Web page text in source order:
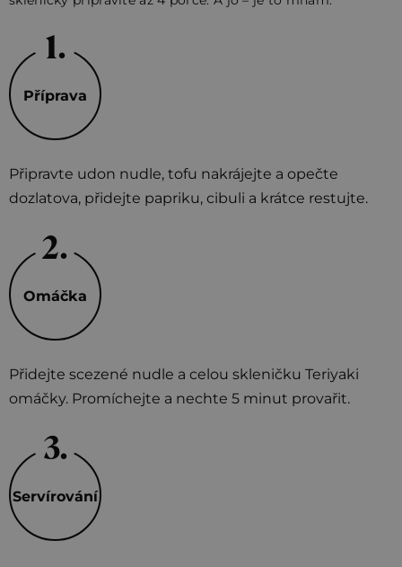
Příprava
Připravte udon nudle, tofu nakrájejte a opečte
dozlatova, přidejte papriku, cibuli a krátce restujte.
Omáčka
Přidejte scezené nudle a celou skleničku Teriyaki
omáčky. Promíchejte a nechte 5 minut provařit.
Servírování